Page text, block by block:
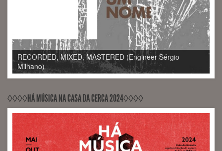
RECORDED, MIXED, RELEASED PontoZurca (Engineer
Sérgio Milhano)
RECORDED, MIXED Rastilho Records (Engineer Sérgio
Milhano)
◊◊◊◊HÁ MÚSICA NA CASA DA CERCA 2024◊◊◊◊